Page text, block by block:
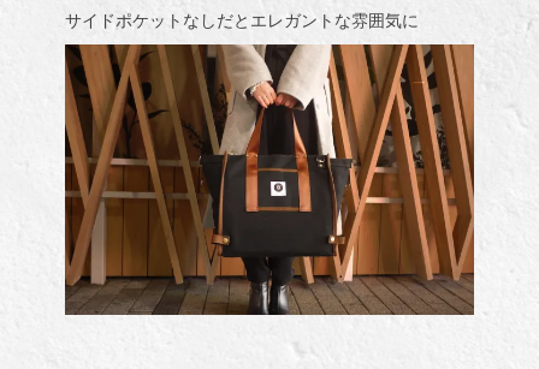
サイドポケットなしだとエレガントな雰囲気に